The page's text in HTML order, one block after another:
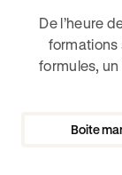
De l’heure
formations
formules,
Boite